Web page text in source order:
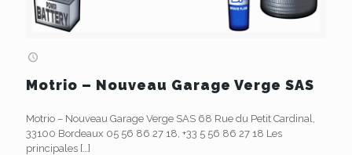
Motrio – Nouveau Garage Verge SAS
Motrio – Nouveau Garage Verge SAS 68 Rue du Petit Cardinal,
33100 Bordeaux 05 56 86 27 18, +33 5 56 86 27 18 Les
principales […]